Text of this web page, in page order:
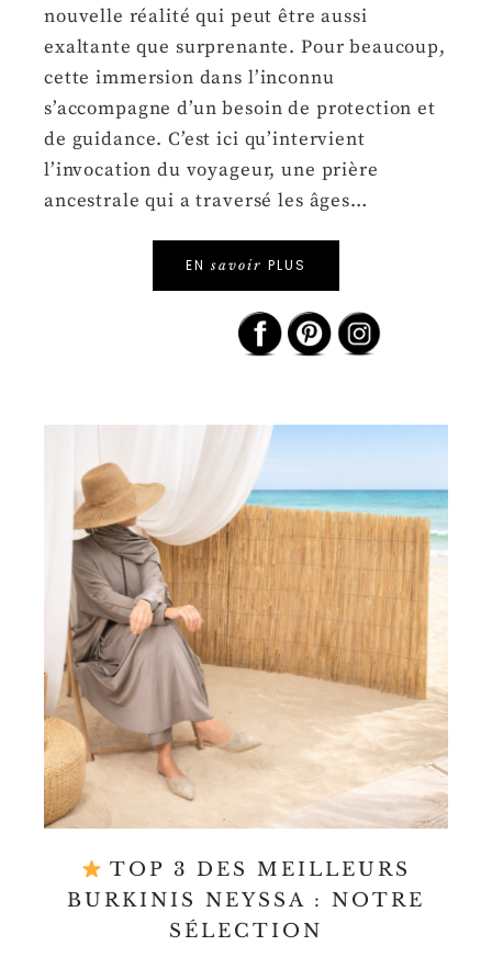
nouvelle réalité qui peut être aussi
exaltante que surprenante. Pour beaucoup,
cette immersion dans l’inconnu
s’accompagne d’un besoin de protection et
de guidance. C’est ici qu’intervient
l’invocation du voyageur, une prière
ancestrale qui a traversé les âges…
EN savoir PLUS
TOP 3 DES MEILLEURS
BURKINIS NEYSSA : NOTRE
SÉLECTION